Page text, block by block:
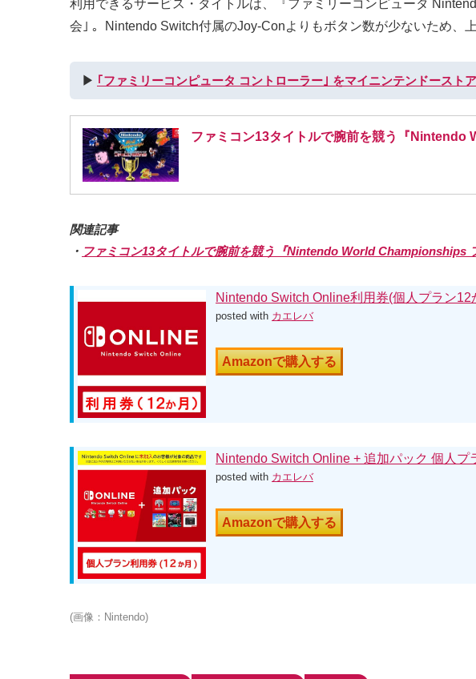
利用できるサービス・タイトルは、『ファミリーコンピュータ
会｣ 。Nintendo Switch付属のJoy-Conよりもボタン数が少ないため、
▶︎ ｢ファミリーコンピュータ コントローラー｣ をマイニンテンドースト
ファミコン13タイトルで腕前を競う『
関連記事
・ ファミコン13タイトルで腕前を競う『Nintendo World Championships
Nintendo Switch Online利用券(個人プラン12
posted with カエレバ
Amazonで購入する
Nintendo Switch Online + 追加パック 個人プ
posted with カエレバ
Amazonで購入する
(画像：Nintendo)